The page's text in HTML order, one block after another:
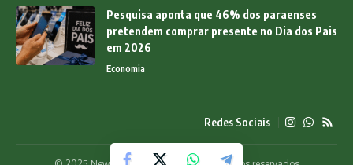
Pesquisa aponta que 46% dos paraenses
pretendem comprar presente no Dia dos Pais
em 2026
Economia
Redes Sociais